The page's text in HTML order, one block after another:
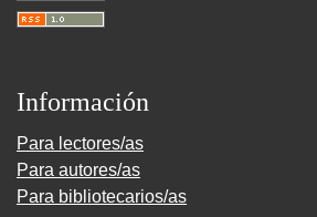
Información
Para lectores/as
Para autores/as
Para bibliotecarios/as